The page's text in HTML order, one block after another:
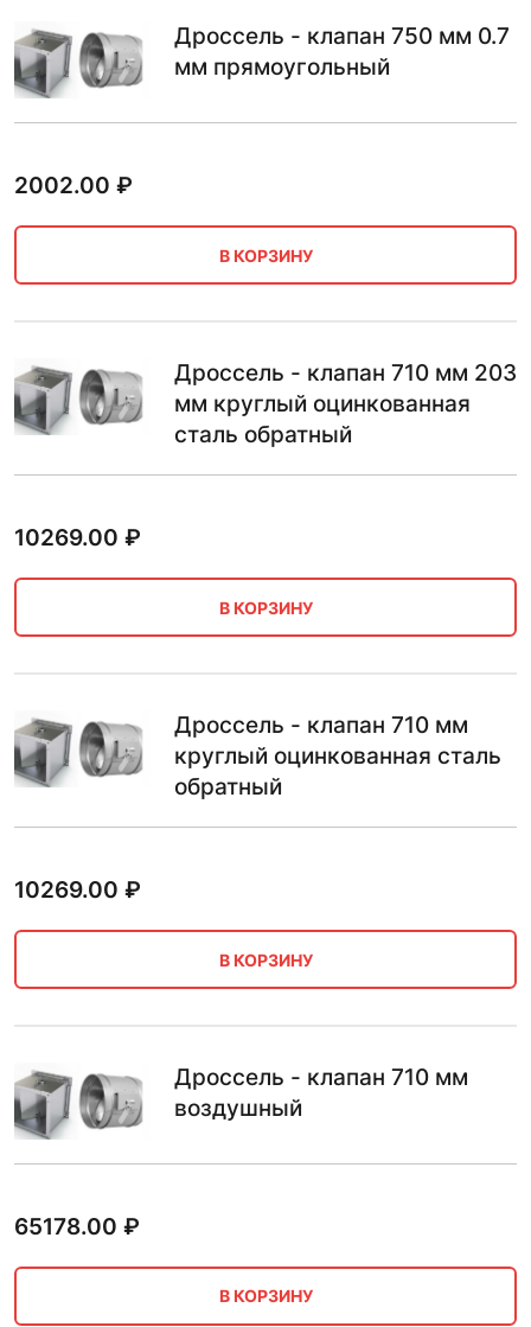
Дроссель - клапан 750 мм 0.7
мм прямоугольный
2002.00 ₽
В КОРЗИНУ
Дроссель - клапан 710 мм 203
мм круглый оцинкованная
сталь обратный
10269.00 ₽
В КОРЗИНУ
Дроссель - клапан 710 мм
круглый оцинкованная сталь
обратный
10269.00 ₽
В КОРЗИНУ
Дроссель - клапан 710 мм
воздушный
65178.00 ₽
В КОРЗИНУ